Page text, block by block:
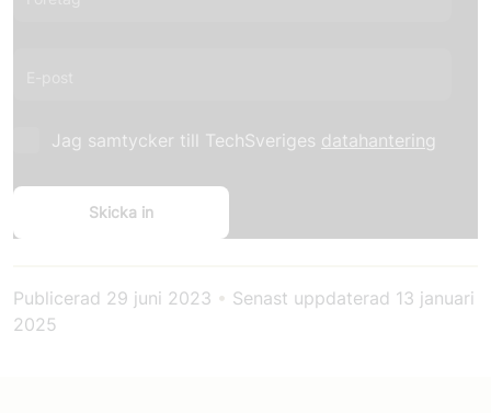
Jag samtycker till TechSveriges datahantering
Publicerad 29 juni 2023 • Senast uppdaterad 13 januari
2025